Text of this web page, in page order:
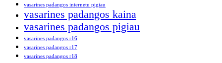
vasarines padangos internetu pigiau
vasarines padangos kaina
vasarines padangos pigiau
vasarines padangos r16
vasarines padangos r17
vasarines padangos r18